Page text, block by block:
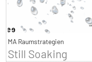
MA Raumstrategien
Still Soaking